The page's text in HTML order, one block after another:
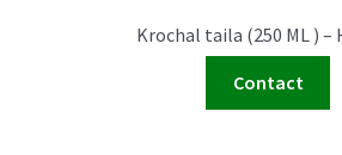
Krochal taila (250 ML ) –
Contact